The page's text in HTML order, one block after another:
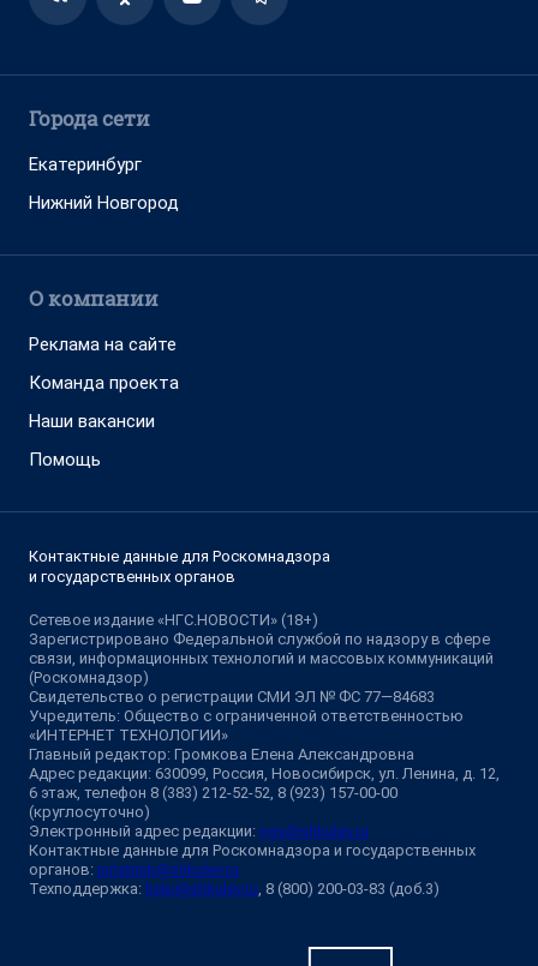
Города сети
Екатеринбург
Нижний Новгород
О компании
Реклама на сайте
Команда проекта
Наши вакансии
Помощь
Контактные данные для Роскомнадзора
и государственных органов
Сетевое издание «НГС.НОВОСТИ» (18+)
Зарегистрировано Федеральной службой по надзору в сфере
связи, информационных технологий и массовых коммуникаций
(Роскомнадзор)
Свидетельство о регистрации СМИ ЭЛ № ФС 77—84683
Учредитель: Общество с ограниченной ответственностью
«ИНТЕРНЕТ ТЕХНОЛОГИИ»
Главный редактор: Громкова Елена Александровна
Адрес редакции: 630099, Россия, Новосибирск, ул. Ленина, д. 12,
6 этаж, телефон 8 (383) 212-52-52, 8 (923) 157-00-00
(круглосуточно)
Электронный адрес редакции: ngs@shkulev.ru
Контактные данные для Роскомнадзора и государственных
органов: juristnsk@shkulev.ru
Техподдержка: help@shkulev.ru, 8 (800) 200-03-83 (доб.3)